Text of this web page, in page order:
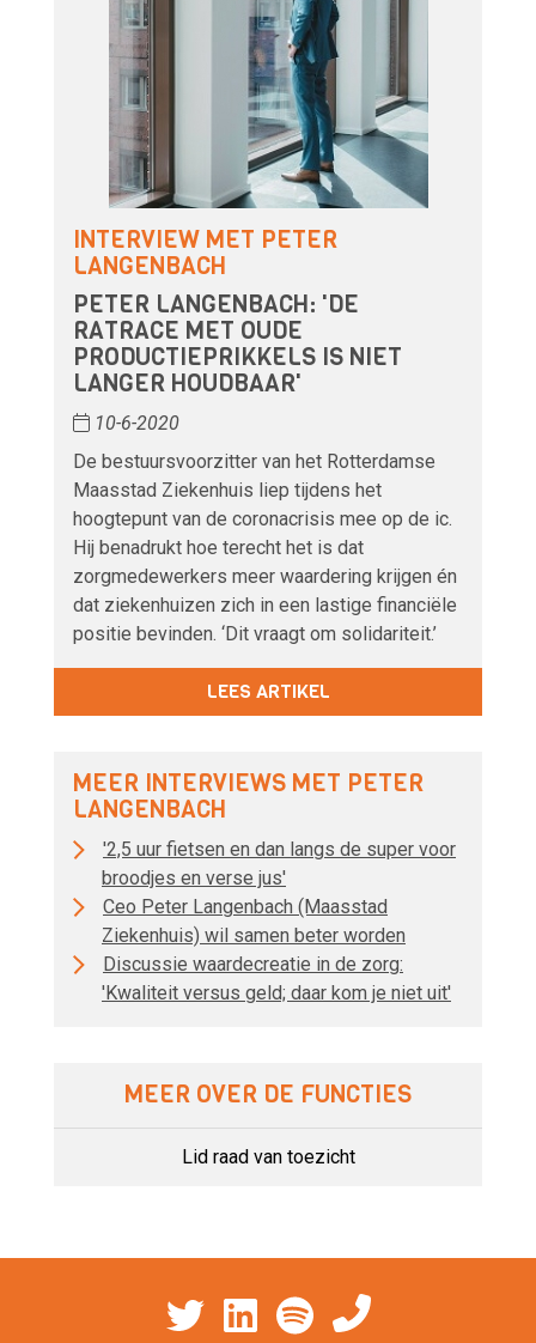
INTERVIEW MET PETER
LANGENBACH
PETER LANGENBACH: 'DE
RATRACE MET OUDE
PRODUCTIEPRIKKELS IS NIET
LANGER HOUDBAAR'
10-6-2020
De bestuursvoorzitter van het Rotterdamse
Maasstad Ziekenhuis liep tijdens het
hoogtepunt van de coronacrisis mee op de ic.
Hij benadrukt hoe terecht het is dat
zorgmedewerkers meer waardering krijgen én
dat ziekenhuizen zich in een lastige financiële
positie bevinden. ‘Dit vraagt om solidariteit.’
LEES ARTIKEL
MEER INTERVIEWS MET PETER
LANGENBACH
'2,5 uur fietsen en dan langs de super voor
broodjes en verse jus'
Ceo Peter Langenbach (Maasstad
Ziekenhuis) wil samen beter worden
Discussie waardecreatie in de zorg:
'Kwaliteit versus geld; daar kom je niet uit'
MEER OVER DE FUNCTIES
Lid raad van toezicht